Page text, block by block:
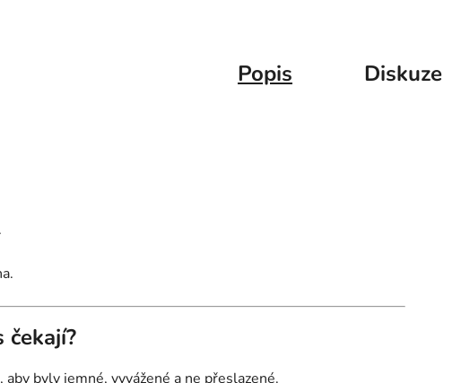
Popis Diskuze
čekají?
byly jemné, vyvážené a ne přeslazené.